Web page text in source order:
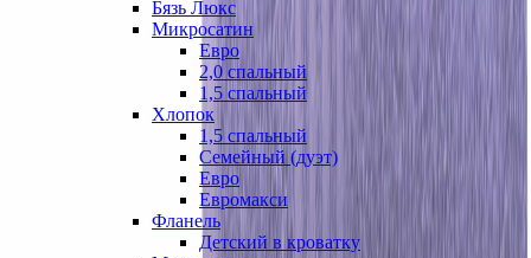
Бязь Люкс
Микросатин
Евро
2,0 спальный
1,5 спальный
Хлопок
1,5 спальный
Семейный (дуэт)
Евро
Евромакси
Фланель
Детский в кроватку